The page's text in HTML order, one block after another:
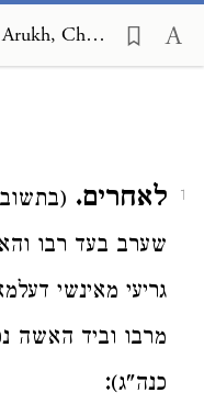
Ba'er Hetev on Shulchan Arukh, Choshen Mishpat 132
1 לאחרים.
שערב בעד רבו
גריעי מאינשי
מרבו וביד האשה
כנה"ג):